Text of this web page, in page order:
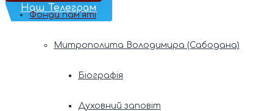
Наш Телеграм
Фонди пам’яті
Митрополита Володимира (Сабодана)
Біографія
Духовний заповіт